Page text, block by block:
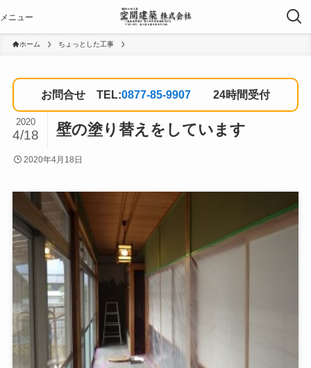
ホーム ちょっとした工事
お問合せ TEL:0877-85-9907 24時間受付
壁の塗り替えをしています
2020
4/18
2020年4月18日